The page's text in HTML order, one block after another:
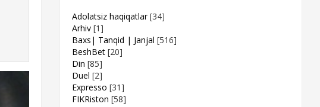
Adolatsiz haqiqatlar [34]
Arhiv [1]
Baxs| Tanqid | Janjal [516]
BeshBet [20]
Din [85]
Duel [2]
Expresso [31]
FIKRiston [58]